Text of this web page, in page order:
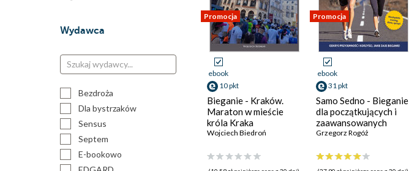
Wydawca
Bezdroża
Dla bystrzaków
Sensus
Septem
E-bookowo
Promocja
ebook
10 pkt
Bieganie - Kraków.
Maraton w mieście
króla Kraka
Wojciech Biedroń
Promocja
ebook
31 pkt
Samo Sedno - Bieganie
dla początkujących i
zaawansowanych
Grzegorz Rogóż